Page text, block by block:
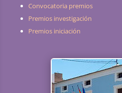
Convocatoria premios
Premios investigación
Premios iniciación